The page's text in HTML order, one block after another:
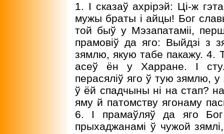
1. I сказаў ахрірэй: Ці-ж
мужы браты і айцы! Бог
той быў у Мэзапатаміі,
прамовіў да яго: Выйдзі з
зямлю, якую табе пакажу. 4.
асеў ён у Харране. I
перасяліў яго ў тую зямлю,
ў ёй спадчыны ні на стап?
яму й патомству ягонаму
6. I прамаўляў да яго Бог
прыхаджанамі ў чужой